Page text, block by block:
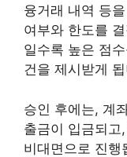
융거래 내역 등
여부와 한도를
일수록 높은 점
건을 제시받게
승인 후에는, 계
출금이 입금되고
비대면으로 진행